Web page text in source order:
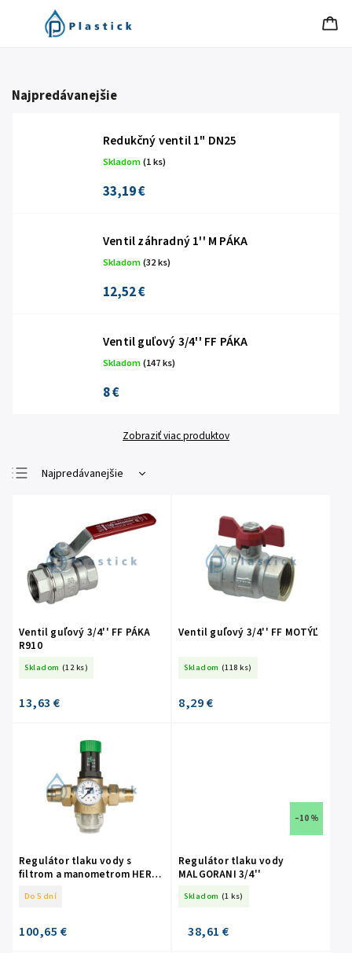
Najpredávanejšie
Redukčný ventil 1" DN25
Skladom(1 ks)
33,19 €
Ventil záhradný 1'' M PÁKA
Skladom(32 ks)
12,52 €
Ventil guľový 3/4'' FF PÁKA
Skladom(147 ks)
8 €
Zobraziť viac produktov
Najpredávanejšie
Najdrahšie
Abecedne
Ventil guľový 3/4'' FF PÁKA
R910
Skladom (12 ks)
13,63 €
Ventil guľový 3/4'' FF MOTÝĽ
Skladom (118 ks)
8,29 €
Regulátor tlaku vody s
filtrom a manometrom HERZ
Do 5 dní
100,65 €
–10 %
Regulátor tlaku vody
MALGORANI 3/4''
Skladom (1 ks)
38,61 €